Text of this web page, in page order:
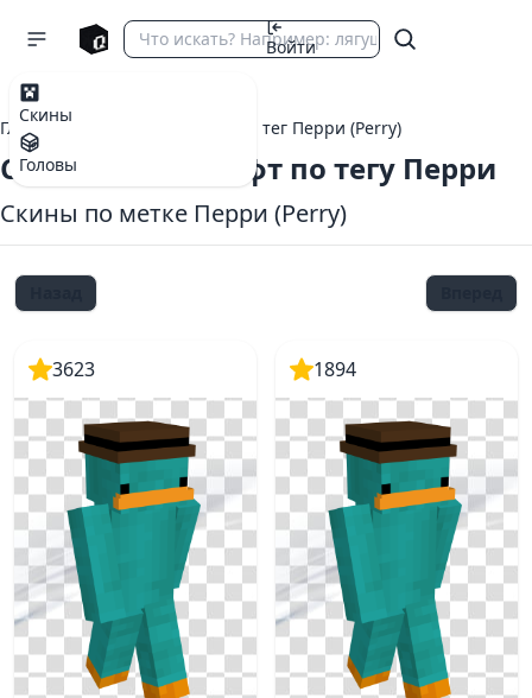
Скины
Головы
Войти
Главная тег Перри (Perry)
Скины Майнкрафт по тегу Перри
Скины по метке Перри (Perry)
3623 1894